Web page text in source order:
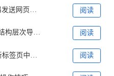
如何通过安卓Chrome浏览器发送网页链接给朋友 阅读
google浏览器插件适合文章结构层次导航优化 阅读
阅读